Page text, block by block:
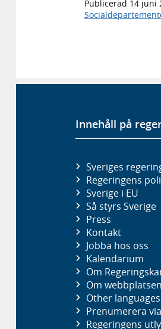
Publicerad 14 juni
Innehåll på
Sveriges
Regeringens
Sverige i EU
Så styrs Sverige
Press
Kontakt
Jobba hos oss
Kalendarium
Om
Om webbplatsen
Other languages
Prenumerera
Regeringens